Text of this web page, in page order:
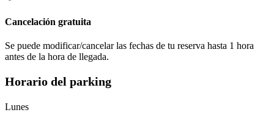
Cancelación gratuita
Se puede modificar/cancelar las fechas de tu reserva hasta 1 hora
antes de la hora de llegada.
Horario del parking
Lunes